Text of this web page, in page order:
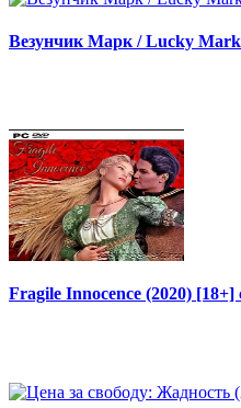
Везунчик Марк / Lucky
Fragile Innocence (2020)